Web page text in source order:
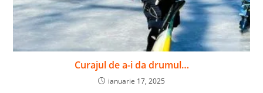
Curajul de a-i da drumul…
ianuarie 17, 2025